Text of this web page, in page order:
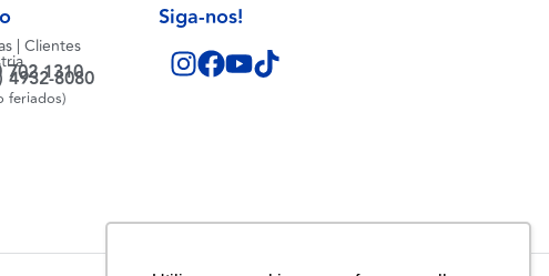
| Clientes
702 1310
4932-8080
feriados)
Siga-nos!